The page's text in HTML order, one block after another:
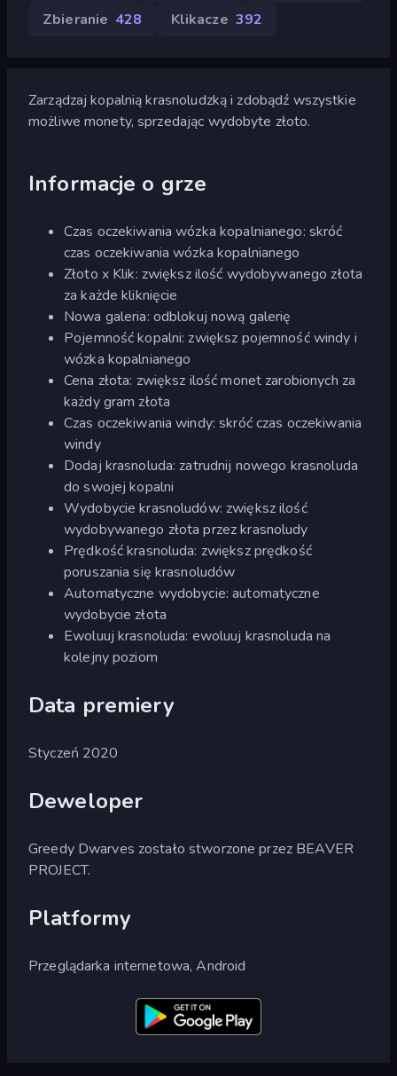
Zbieranie 428 Klikacze 392
Zarządzaj kopalnią krasnoludzką i zdobądź wszystkie
możliwe monety, sprzedając wydobyte złoto.
Informacje o grze
Czas oczekiwania wózka kopalnianego: skróć
czas oczekiwania wózka kopalnianego
Złoto x Klik: zwiększ ilość wydobywanego złota
za każde kliknięcie
Nowa galeria: odblokuj nową galerię
Pojemność kopalni: zwiększ pojemność windy i
wózka kopalnianego
Cena złota: zwiększ ilość monet zarobionych za
każdy gram złota
Czas oczekiwania windy: skróć czas oczekiwania
windy
Dodaj krasnoluda: zatrudnij nowego krasnoluda
do swojej kopalni
Wydobycie krasnoludów: zwiększ ilość
wydobywanego złota przez krasnoludy
Prędkość krasnoluda: zwiększ prędkość
poruszania się krasnoludów
Automatyczne wydobycie: automatyczne
wydobycie złota
Ewoluuj krasnoluda: ewoluuj krasnoluda na
kolejny poziom
Data premiery
Styczeń 2020
Deweloper
Greedy Dwarves zostało stworzone przez BEAVER
PROJECT.
Platformy
Przeglądarka internetowa, Android